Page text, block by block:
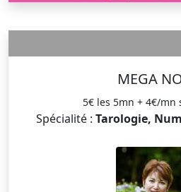
MEGA
5€ les 5mn + 4€/mn
Spécialité : Tarologie,